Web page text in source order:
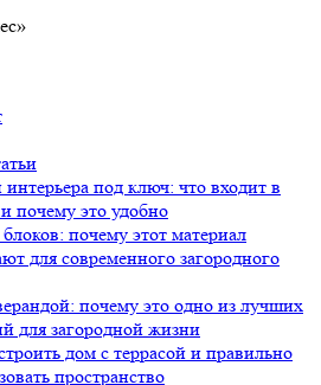
под ключ: что входит в
почему это удобно
почему этот материал
для современного загородного
почему это одно из лучших
для загородной жизни
дом с террасой и правильно
пространство